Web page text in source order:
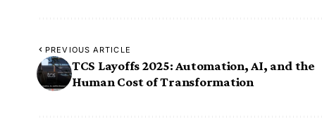
PREVIOUS ARTICLE
TCS Layoffs 2025: Automation, AI, and the
Human Cost of Transformation